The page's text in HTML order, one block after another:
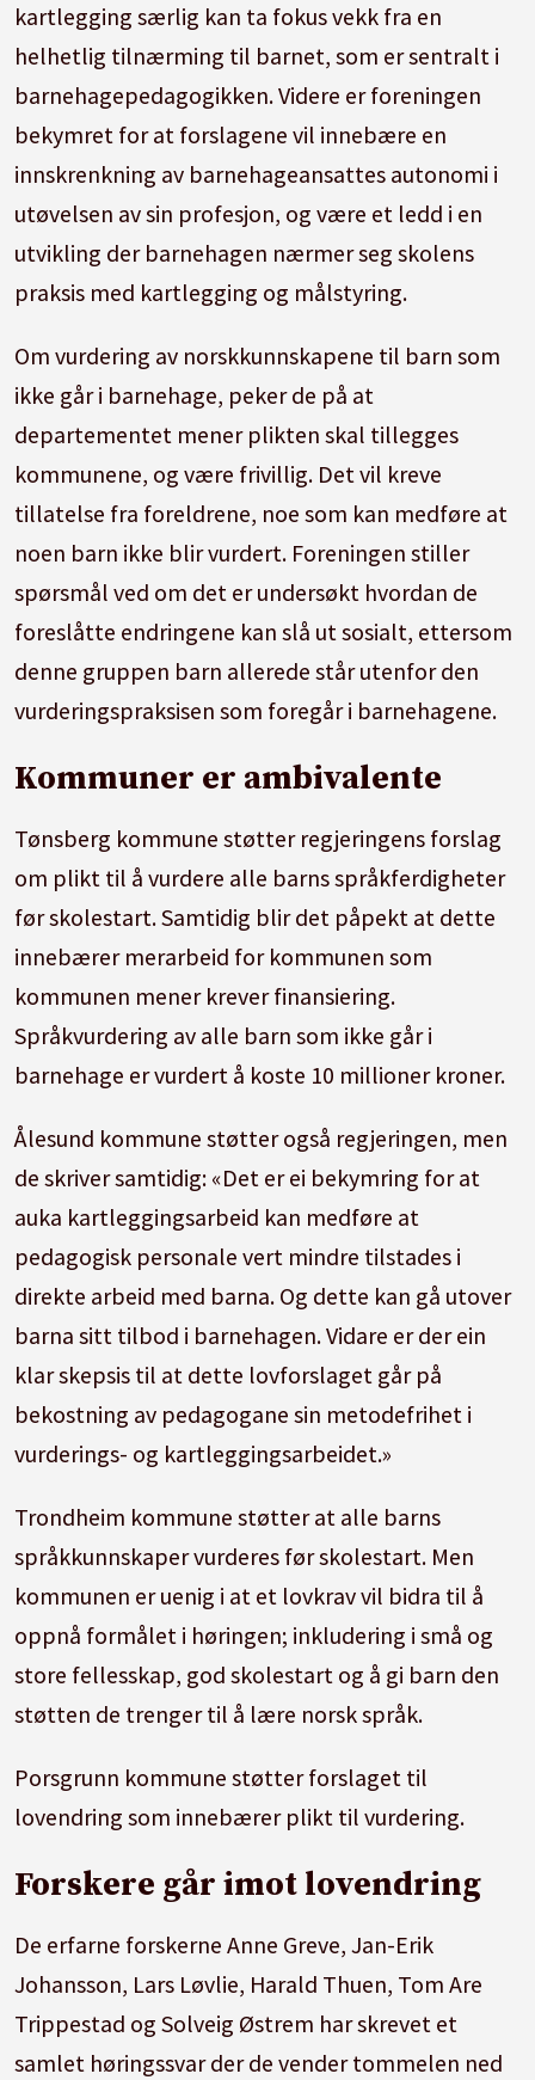
kartlegging særlig kan ta fokus vekk fra en
helhetlig tilnærming til barnet, som er sentralt i
barnehagepedagogikken. Videre er foreningen
bekymret for at forslagene vil innebære en
innskrenkning av barnehageansattes autonomi i
utøvelsen av sin profesjon, og være et ledd i en
utvikling der barnehagen nærmer seg skolens
praksis med kartlegging og målstyring.
Om vurdering av norskkunnskapene til barn som
ikke går i barnehage, peker de på at
departementet mener plikten skal tillegges
kommunene, og være frivillig. Det vil kreve
tillatelse fra foreldrene, noe som kan medføre at
noen barn ikke blir vurdert. Foreningen stiller
spørsmål ved om det er undersøkt hvordan de
foreslåtte endringene kan slå ut sosialt, ettersom
denne gruppen barn allerede står utenfor den
vurderingspraksisen som foregår i barnehagene.
Kommuner er ambivalente
Tønsberg kommune støtter regjeringens forslag
om plikt til å vurdere alle barns språkferdigheter
før skolestart. Samtidig blir det påpekt at dette
innebærer merarbeid for kommunen som
kommunen mener krever finansiering.
Språkvurdering av alle barn som ikke går i
barnehage er vurdert å koste 10 millioner kroner.
Ålesund kommune støtter også regjeringen, men
de skriver samtidig: «Det er ei bekymring for at
auka kartleggingsarbeid kan medføre at
pedagogisk personale vert mindre tilstades i
direkte arbeid med barna. Og dette kan gå utover
barna sitt tilbod i barnehagen. Vidare er der ein
klar skepsis til at dette lovforslaget går på
bekostning av pedagogane sin metodefrihet i
vurderings- og kartleggingsarbeidet.»
Trondheim kommune støtter at alle barns
språkkunnskaper vurderes før skolestart. Men
kommunen er uenig i at et lovkrav vil bidra til å
oppnå formålet i høringen; inkludering i små og
store fellesskap, god skolestart og å gi barn den
støtten de trenger til å lære norsk språk.
Porsgrunn kommune støtter forslaget til
lovendring som innebærer plikt til vurdering.
Forskere går imot lovendring
De erfarne forskerne Anne Greve, Jan-Erik
Johansson, Lars Løvlie, Harald Thuen, Tom Are
Trippestad og Solveig Østrem har skrevet et
samlet høringssvar der de vender tommelen ned